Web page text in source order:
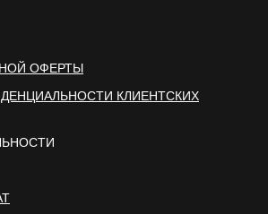
ОФЕРТЫ
КЛИЕНТСКИХ